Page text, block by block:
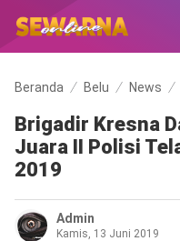
Beranda Belu News
Brigadir Kresna
Juara II Polisi
2019
Admin
Kamis, 13 Juni 2019